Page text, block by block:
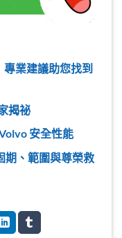
業建議助您找到
揭祕
安全性能
期、範圍與尊榮救